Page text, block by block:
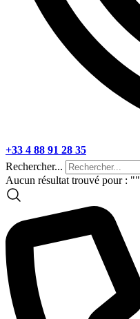
+33 4 88 91 28 35
Rechercher...
Aucun résultat trouvé pour : ""